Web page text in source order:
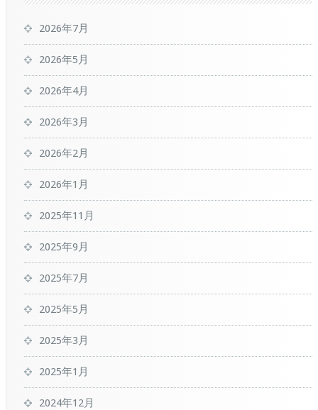
2026年7月
2026年5月
2026年4月
2026年3月
2026年2月
2026年1月
2025年11月
2025年9月
2025年7月
2025年5月
2025年3月
2025年1月
2024年12月